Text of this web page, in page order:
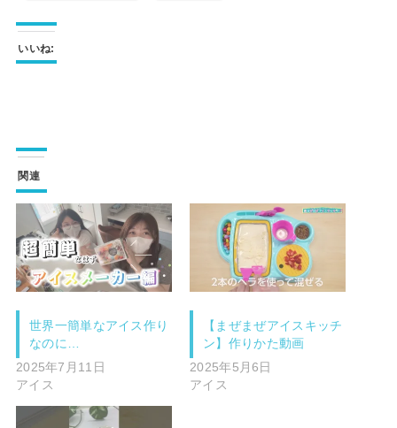
いいね:
関連
世界一簡単なアイス作り
なのに…
2025年7月11日
アイス
【まぜまぜアイスキッチ
ン】作りかた動画
2025年5月6日
アイス